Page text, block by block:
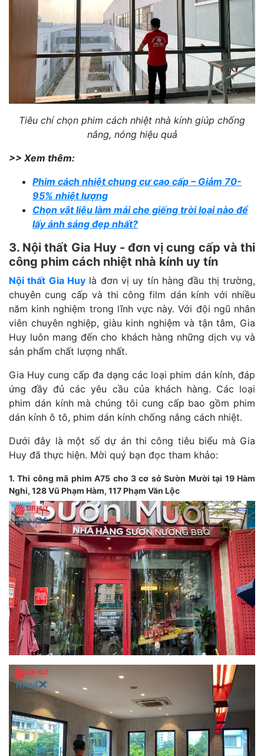
Tiêu chí chọn phim cách nhiệt nhà kính giúp chống
nắng, nóng hiệu quả
>> Xem thêm:
Phim cách nhiệt chung cư cao cấp – Giảm 70-
95% nhiệt lượng
Chọn vật liệu làm mái che giếng trời loại nào để
lấy ánh sáng đẹp nhất?
3. Nội thất Gia Huy - đơn vị cung cấp và thi
công phim cách nhiệt nhà kính uy tín
Nội thất Gia Huy là đơn vị uy tín hàng đầu thị trường,
chuyên cung cấp và thi công film dán kính với nhiều
năm kinh nghiệm trong lĩnh vực này. Với đội ngũ nhân
viên chuyên nghiệp, giàu kinh nghiệm và tận tâm, Gia
Huy luôn mang đến cho khách hàng những dịch vụ và
sản phẩm chất lượng nhất.
Gia Huy cung cấp đa dạng các loại phim dán kính, đáp
ứng đầy đủ các yêu cầu của khách hàng. Các loại
phim dán kính mà chúng tôi cung cấp bao gồm phim
dán kính ô tô, phim dán kính chống nắng cách nhiệt.
Dưới đây là một số dự án thi công tiêu biểu mà Gia
Huy đã thực hiện. Mời quý bạn đọc tham khảo:
1. Thi công mã phim A75 cho 3 cơ sở Sườn Mười tại 19 Hàm
Nghi, 128 Vũ Phạm Hàm, 117 Phạm Văn Lộc